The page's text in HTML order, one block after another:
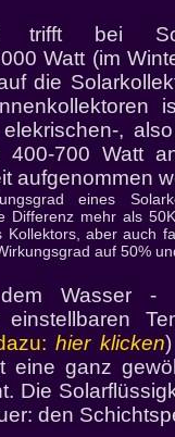
trifft bei
Watt (im
die
,
700 Watt
aufgenommen
eines
Differenz mehr als
Kollektors, aber auch
auf 50%
Wasser -
einstellbaren
hier klicken
eine ganz
Die
den